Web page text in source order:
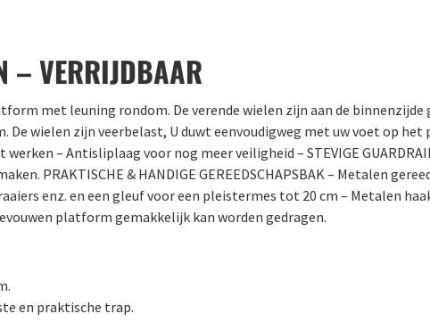
– VERRIJDBAAR
met leuning rondom. De verende wielen zijn aan de
De wielen zijn veerbelast, U duwt eenvoudigweg met uw voet op
– Antisliplaag voor nog meer veiligheid – STEVIGE
PRAKTISCHE & HANDIGE GEREEDSCHAPSBAK – Metalen
enz. en een gleuf voor een pleistermes tot 20 cm – Metalen
platform gemakkelijk kan worden gedragen.
en praktische trap.